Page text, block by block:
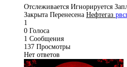
Отслеживается Игнорируется
Закрыта Перенесена Нефтегаз
1
0 Голоса
1 Сообщения
137 Просмотры
Нет ответов